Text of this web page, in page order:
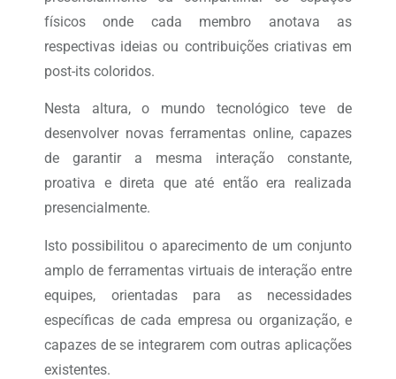
físicos onde cada membro anotava as
respectivas ideias ou contribuições criativas em
post-its coloridos.
Nesta altura, o mundo tecnológico teve de
desenvolver novas ferramentas online, capazes
de garantir a mesma interação constante,
proativa e direta que até então era realizada
presencialmente.
Isto possibilitou o aparecimento de um conjunto
amplo de ferramentas virtuais de interação entre
equipes, orientadas para as necessidades
específicas de cada empresa ou organização, e
capazes de se integrarem com outras aplicações
existentes.